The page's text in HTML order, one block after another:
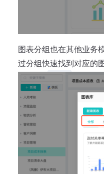
图表分组也在其他业务
过分组快速找到对应的